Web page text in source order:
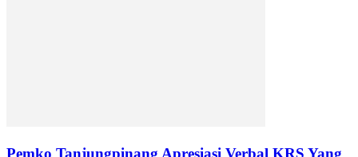
Pemko Tanjungpinang Apresiasi Verbal KRS Yang